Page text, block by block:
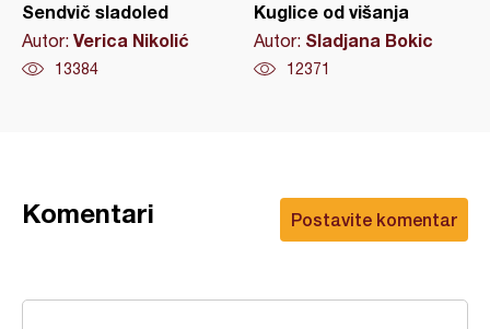
Sendvič sladoled
Autor: Verica Nikolić
13384
Kuglice od višanja
Autor: Sladjana Bokic
12371
Postavite komentar
Komentari